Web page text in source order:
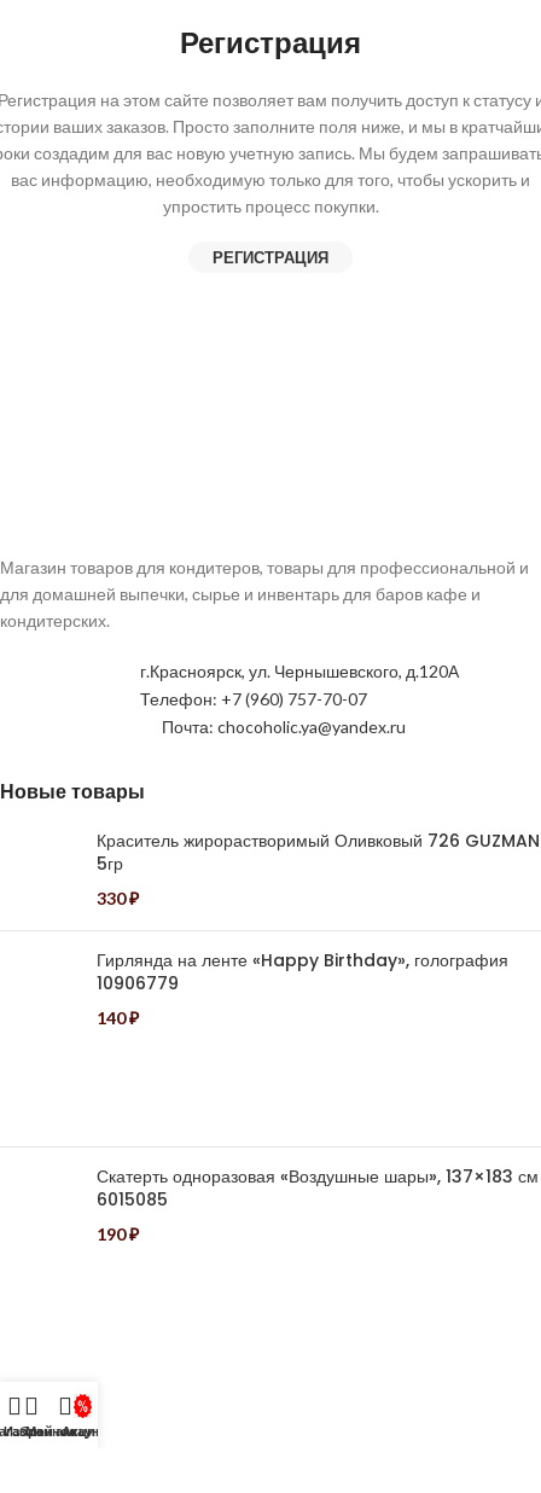
Регистрация
на этом сайте позволяет вам получить доступ к статусу
ваших заказов. Просто заполните поля ниже, и мы в
создадим для вас новую учетную запись. Мы будем
вас информацию, необходимую только для того, чтобы ускорить и
упростить процесс покупки.
РЕГИСТРАЦИЯ
Магазин товаров для кондитеров, товары для профессиональной и
для домашней выпечки, сырье и инвентарь для баров кафе и
кондитерских.
г.Красноярск, ул. Чернышевского, д.120А
Телефон: +7 (960) 757-70-07
Почта: chocoholic.ya@yandex.ru
Новые товары
Краситель жирорастворимый Оливковый 726 GUZMAN
5гр
330₽
Гирлянда на ленте «Happy Birthday», голография
10906779
140₽
Скатерть одноразовая «Воздушные шары», 137×183 см
6015085
190₽
Меню
Избранное
Мой аккаунт
Акции